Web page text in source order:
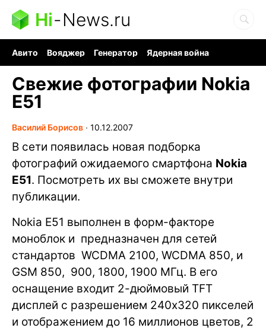
Hi-News.ru
Авито Вояджер Генератор
Ядерная война
Свежие фотографии Nokia
E51
Василий Борисов ∙ 10.12.2007
В сети появилась новая подборка
фотографий ожидаемого смартфона Nokia
E51. Посмотреть их вы сможете внутри
публикации.
Nokia E51 выполнен в форм-факторе
моноблок и предназначен для сетей
стандартов WCDMA 2100, WCDMA 850, и
GSM 850, 900, 1800, 1900 МГц. В его
оснащение входит 2-дюймовый TFT
дисплей с разрешением 240х320 пикселей
и отображением до 16 миллионов цветов, 2